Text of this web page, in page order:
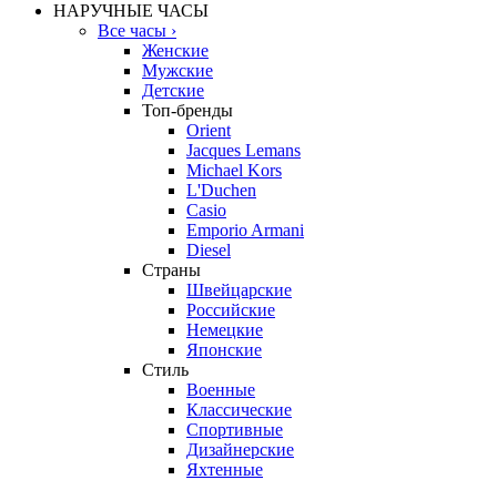
НАРУЧНЫЕ ЧАСЫ
Все часы ›
Женские
Мужские
Детские
Топ-бренды
Orient
Jacques Lemans
Michael Kors
L'Duchen
Casio
Emporio Armani
Diesel
Страны
Швейцарские
Российские
Немецкие
Японские
Стиль
Военные
Классические
Спортивные
Дизайнерские
Яхтенные